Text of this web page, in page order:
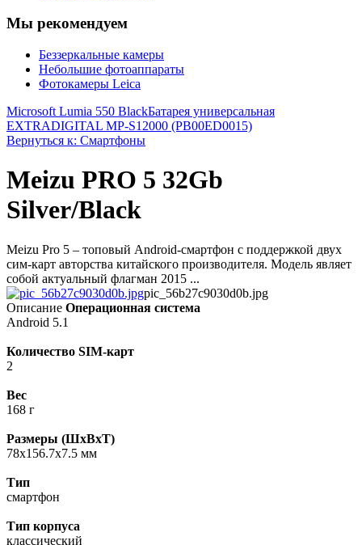
Мы рекомендуем
Беззеркальные камеры
Небольшие фотоаппараты
Фотокамеры Leica
Microsoft Lumia 550 BlackБатарея универсальная
EXTRADIGITAL MP-S12000 (PB00ED0015)
Вернуться к: Смартфоны
Meizu PRO 5 32Gb
Silver/Black
Meizu Pro 5 – топовый Android-смартфон с поддержкой двух
сим-карт авторства китайского производителя. Модель являет
собой актуальный флагман 2015 ...
pic_56b27c9030d0b.jpg
Описание Операционная система
Android 5.1
Количество SIM-карт
2
Вес
168 г
Размеры (ШxВxТ)
78x156.7x7.5 мм
Тип
смартфон
Тип корпуса
классический